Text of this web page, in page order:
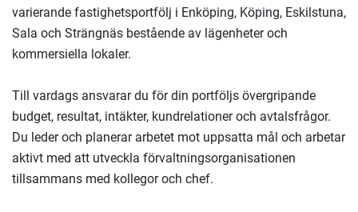
varierande fastighetsportfölj i Enköping, Köping, Eskilstuna,
Sala och Strängnäs bestående av lägenheter och
kommersiella lokaler.
Till vardags ansvarar du för din portföljs övergripande
budget, resultat, intäkter, kundrelationer och avtalsfrågor.
Du leder och planerar arbetet mot uppsatta mål och arbetar
aktivt med att utveckla förvaltningsorganisationen
tillsammans med kollegor och chef.